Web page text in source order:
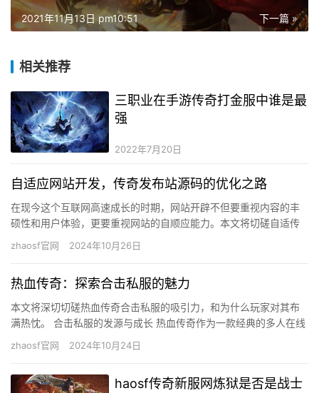
下一篇 »
2021年11月13日 pm10:51
相关推荐
三职业在手游传奇打金服中谁是最
强
2022年7月20日
自适应网站开发，传奇发布站源码的优化之路
在现今这个互联网高速成长的时期，网站开辟不但要重视内容的丰
硕性和用户体验，更要重视网站的自顺应能力。本文将切磋自适传
奇发布站源码的主要性，和若何优化源码以进步网站的自顺应性和
用户体…
zhaosf官网 2024年10月26日
热血传奇：探索合击私服的魅力
本文将深切切磋热血传奇合击私服的吸引力，和为什么玩家对其布
满热忱。 合击私服的发源与成长 热血传奇作为一款经典的多人在线
脚色饰演游戏（MMORPG），自推出以来便深受玩家爱好。跟着…
zhaosf官网 2024年10月24日
haosf传奇新服网炼狱是否是战士